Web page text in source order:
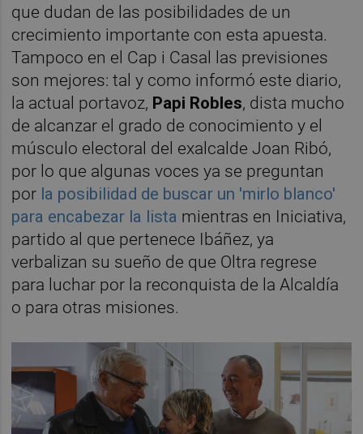
que dudan de las posibilidades de un
crecimiento importante con esta apuesta.
Tampoco en el Cap i Casal las previsiones
son mejores: tal y como informó este diario,
la actual portavoz, Papi Robles, dista mucho
de alcanzar el grado de conocimiento y el
músculo electoral del exalcalde Joan Ribó,
por lo que algunas voces ya se preguntan
por la posibilidad de buscar un 'mirlo blanco'
para encabezar la lista mientras en Iniciativa,
partido al que pertenece Ibáñez, ya
verbalizan su sueño de que Oltra regrese
para luchar por la reconquista de la Alcaldía
o para otras misiones.